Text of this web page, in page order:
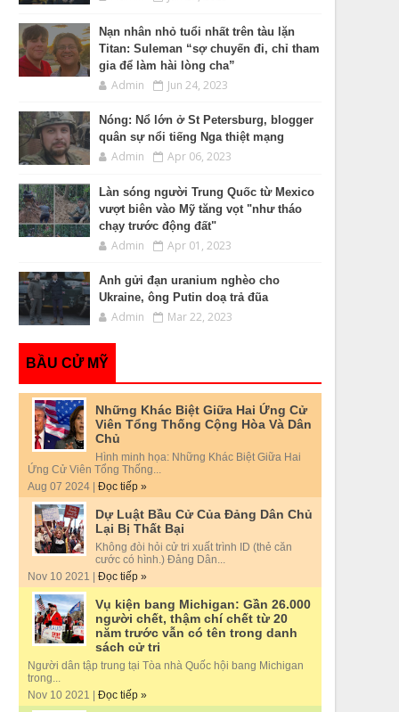
Nạn nhân nhỏ tuổi nhất trên tàu lặn
Titan: Suleman “sợ chuyến đi, chỉ tham
gia để làm hài lòng cha”
Admin Jun 24, 2023
Nóng: Nổ lớn ở St Petersburg, blogger
quân sự nổi tiếng Nga thiệt mạng
Admin Apr 06, 2023
Làn sóng người Trung Quốc từ Mexico
vượt biên vào Mỹ tăng vọt "như tháo
chạy trước động đất"
Admin Apr 01, 2023
Anh gửi đạn uranium nghèo cho
Ukraine, ông Putin doạ trả đũa
Admin Mar 22, 2023
BẦU CỬ MỸ
Những Khác Biệt Giữa Hai Ứng Cử
Viên Tổng Thống Cộng Hòa Và Dân
Chủ
Hình minh họa: Những Khác Biệt Giữa Hai
Ứng Cử Viên Tổng Thống...
Aug 07 2024 | Đọc tiếp »
Dự Luật Bầu Cử Của Đảng Dân Chủ
Lại Bị Thất Bại
Không đòi hỏi cử tri xuất trình ID (thẻ căn
cước có hình.) Đảng Dân...
Nov 10 2021 | Đọc tiếp »
Vụ kiện bang Michigan: Gần 26.000
người chết, thậm chí chết từ 20
năm trước vẫn có tên trong danh
sách cử tri
Người dân tập trung tại Tòa nhà Quốc hội bang Michigan
trong...
Nov 10 2021 | Đọc tiếp »